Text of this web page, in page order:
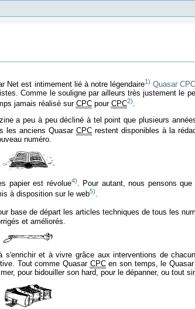
Net est intimement lié à notre légendaire1) Quasar CPC
Comme le souligne par ailleurs très justement le
jamais réalisé sur CPCpour CPC2).
a peu à peu décliné à tel point que plusieurs
les anciens QuasarCPC restent disponibles à la
numéro.
papier est révolue4). Pour autant, nous pensons
à disposition sur le web5).
base de départ les articles techniques de tous les
et améliorés.
et à vivre grâce aux interventions de
Tout comme Quasar CPCen son temps, le
pour bidouiller son hard, pour le dépanner, ou tout